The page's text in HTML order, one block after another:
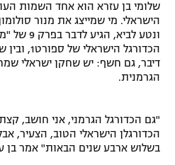
מדיניות פרטיות
תקנון פעילות ספורט 1
הצטרפות לחבילת הערוצים
גיימינג E-Sports
שלומי בן עזרא הוא אחד השמות
הישראלי. מי שמייצג את מנור
ונטע
הכדורגל
דיבר, גם חשף: יש שחקן ישראלי
הגרמנית.
"גם הכדורגל הגרמני, אני חושב,
הכדורגלן הישראלי הטוב, הצעיר, אבל
בשלוש ארבע שנים הבאות" אמר בן